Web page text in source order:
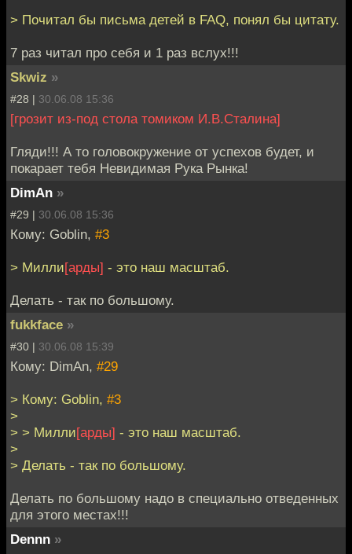
> Почитал бы письма детей в FAQ, понял бы цитату.
7 раз читал про себя и 1 раз вслух!!!
Skwiz »
#28 | 30.06.08 15:36
[грозит из-под стола томиком И.В.Сталина]
Гляди!!! А то головокружение от успехов будет, и
покарает тебя Невидимая Рука Рынка!
DimAn »
#29 | 30.06.08 15:36
Кому: Goblin, #3
> Милли[арды] - это наш масштаб.
Делать - так по большому.
fukkface »
#30 | 30.06.08 15:39
Кому: DimAn, #29
> Кому: Goblin, #3
>
> > Милли[арды] - это наш масштаб.
>
> Делать - так по большому.
Делать по большому надо в специально отведенных
для этого местах!!!
Dennn »